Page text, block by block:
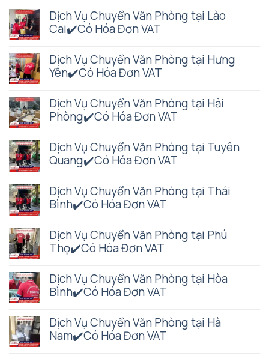
Dịch Vụ Chuyển Văn Phòng tại Lào
Cai✔️Có Hóa Đơn VAT
Dịch Vụ Chuyển Văn Phòng tại Hưng
Yên✔️Có Hóa Đơn VAT
Dịch Vụ Chuyển Văn Phòng tại Hải
Phòng✔️Có Hóa Đơn VAT
Dịch Vụ Chuyển Văn Phòng tại Tuyên
Quang✔️Có Hóa Đơn VAT
Dịch Vụ Chuyển Văn Phòng tại Thái
Bình✔️Có Hóa Đơn VAT
Dịch Vụ Chuyển Văn Phòng tại Phú
Thọ✔️Có Hóa Đơn VAT
Dịch Vụ Chuyển Văn Phòng tại Hòa
Bình✔️Có Hóa Đơn VAT
Dịch Vụ Chuyển Văn Phòng tại Hà
Nam✔️Có Hóa Đơn VAT